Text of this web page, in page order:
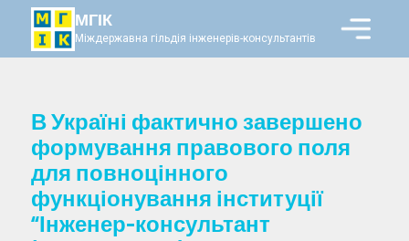
МГІК
Міждержавна гільдія інженерів-консультантів
В Україні фактично завершено
формування правового поля
для повноцінного
функціонування інституції
“Інженер-консультант